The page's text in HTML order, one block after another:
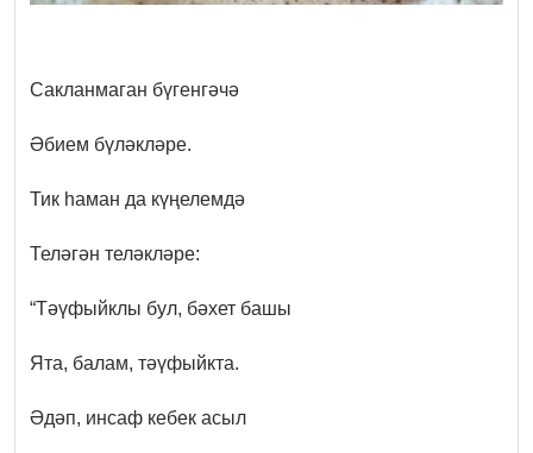
Сакланмаган бүгенгәчә
Әбием бүләкләре.
Тик һаман да күңелемдә
Теләгән теләкләре:
“Тәүфыйклы бул, бәхет башы
Ята, балам, тәүфыйкта.
Әдәп, инсаф кебек асыл